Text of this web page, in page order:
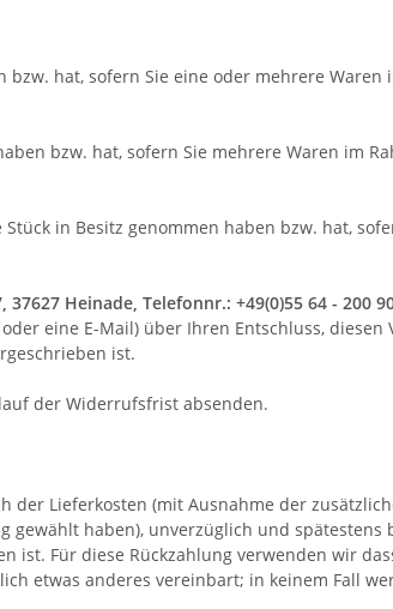
hat, sofern Sie eine oder mehrere Waren
bzw. hat, sofern Sie mehrere Waren im
in Besitz genommen haben bzw. hat,
Heinade, Telefonnr.: +49(0)55 64 - 200
eine E-Mail) über Ihren Entschluss, diesen
ist.
der Widerrufsfrist absenden.
Lieferkosten (mit Ausnahme der
gewählt haben), unverzüglich und spätestens
ist. Für diese Rückzahlung verwenden wir
etwas anderes vereinbart; in keinem Fall